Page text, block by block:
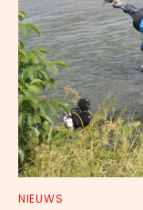
NIEUWS